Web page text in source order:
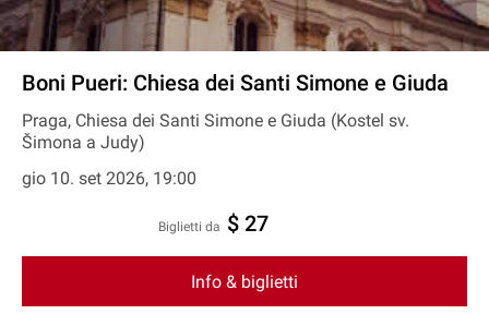
Boni Pueri: Chiesa dei Santi Simone e Giuda
Praga, Chiesa dei Santi Simone e Giuda (Kostel sv.
Šimona a Judy)
gio 10. set 2026, 19:00
Biglietti da $ 27
Info & biglietti